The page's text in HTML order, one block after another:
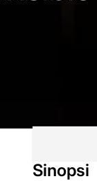
Sinopsi